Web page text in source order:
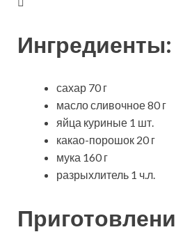
Ингредиенты:
сахар 70 г
масло сливочное 80 г
яйца куриные 1 шт.
какао-порошок 20 г
мука 160 г
разрыхлитель 1 ч.л.